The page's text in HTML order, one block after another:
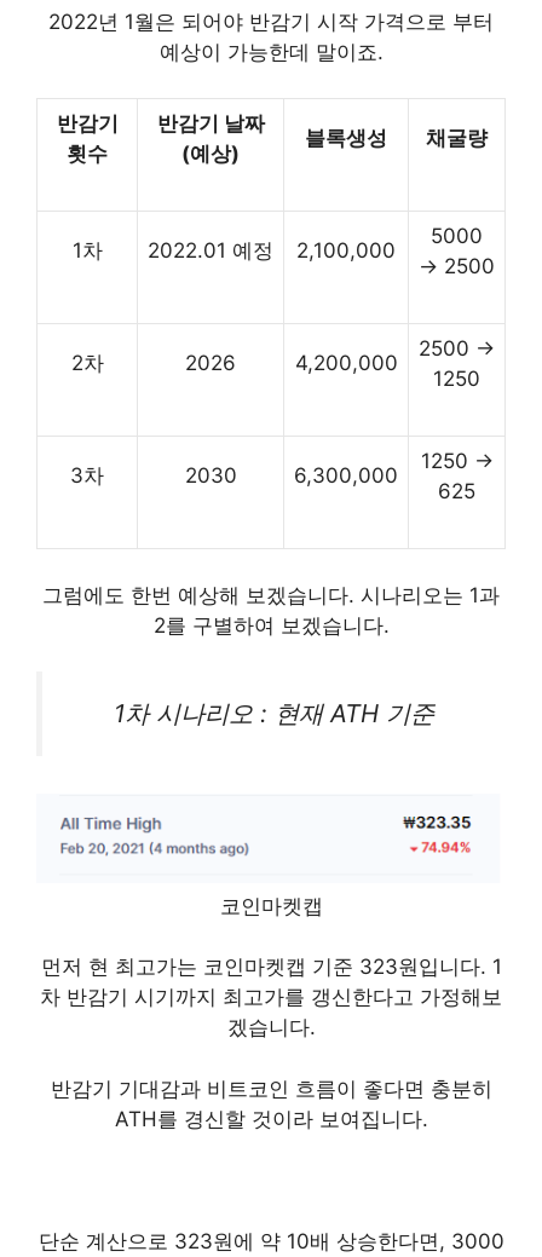
2022년 1월은 되어야 반감기 시작 가격으로 부터
예상이 가능한데 말이죠.
반감기
횟수
반감기 날짜
(예상)
블록생성 채굴량
1차 2022.01 예정 2,100,000
5000
→ 2500
2차 2026 4,200,000
2500 →
1250
3차 2030 6,300,000
1250 →
625
그럼에도 한번 예상해 보겠습니다. 시나리오는 1과
2를 구별하여 보겠습니다.
1차 시나리오 : 현재 ATH 기준
코인마켓캡
먼저 현 최고가는 코인마켓캡 기준 323원입니다. 1
차 반감기 시기까지 최고가를 갱신한다고 가정해보
겠습니다.
반감기 기대감과 비트코인 흐름이 좋다면 충분히
ATH를 경신할 것이라 보여집니다.
단순 계산으로 323원에 약 10배 상승한다면, 3000